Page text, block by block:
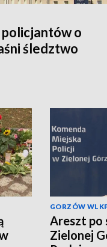
o
śledztwo
GORZÓW
Areszt po
Zielonej